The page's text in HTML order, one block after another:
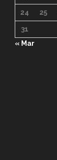
24 25
31
« Mar